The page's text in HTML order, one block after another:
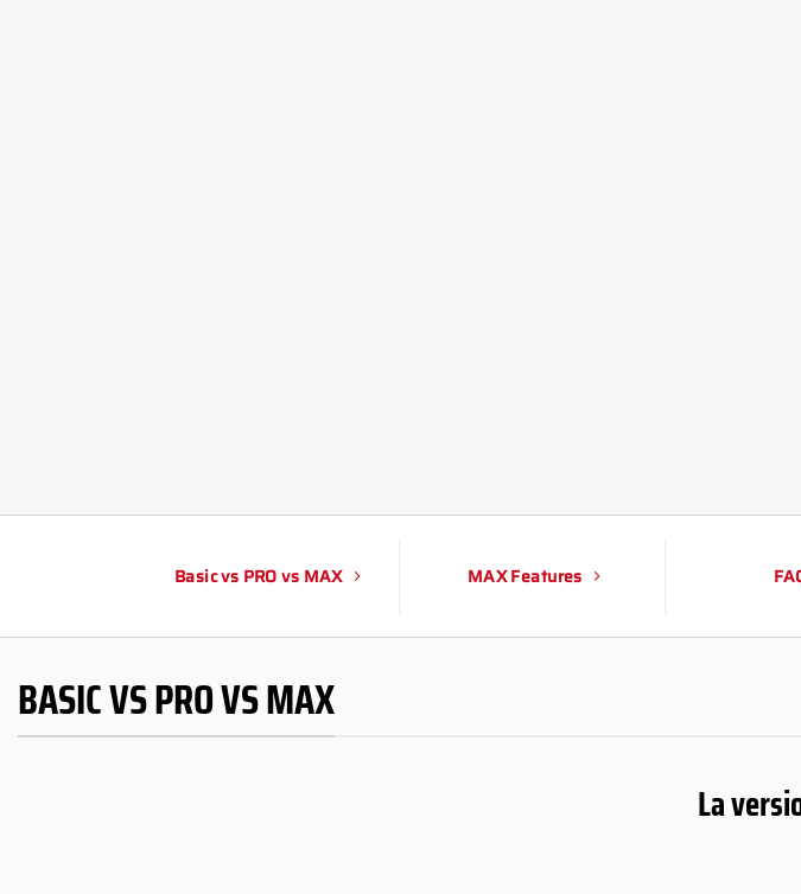
Basic vs PRO vs MAX MAX Features
BASIC VS PRO VS MAX
La